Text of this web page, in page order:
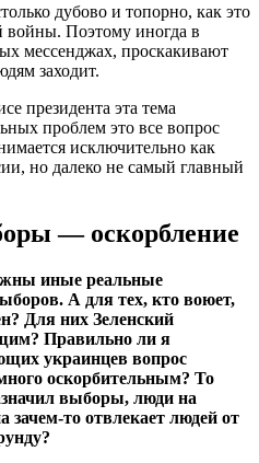
дубово и топорно, как это
войны. Поэтому иногда в
мессенджах, проскакивают
заходит.
президента эта тема
проблем это все вопрос
исключительно как
но далеко не самый главный
— оскорбление
иные реальные
А для тех, кто воюет,
Для них Зеленский
Правильно ли я
украинцев вопрос
оскорбительным? То
выборы, люди на
зачем-то отвлекает людей от